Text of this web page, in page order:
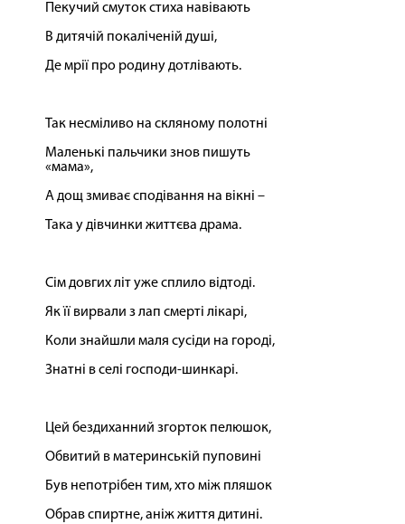
Пекучий смуток стиха навівають
В дитячій покаліченій душі,
Де мрії про родину дотлівають.
Так несміливо на скляному полотні
Маленькі пальчики знов пишуть
«мама»,
А дощ змиває сподівання на вікні –
Така у дівчинки життєва драма.
Сім довгих літ уже сплило відтоді.
Як її вирвали з лап смерті лікарі,
Коли знайшли маля сусіди на городі,
Знатні в селі господи-шинкарі.
Цей бездиханний згорток пелюшок,
Обвитий в материнській пуповині
Був непотрібен тим, хто між пляшок
Обрав спиртне, аніж життя дитині.